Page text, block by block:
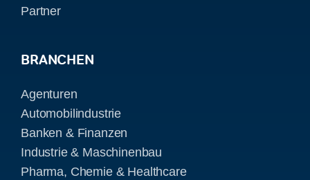
Partner
BRANCHEN
Agenturen
Automobilindustrie
Banken & Finanzen
Industrie & Maschinenbau
Pharma, Chemie & Healthcare